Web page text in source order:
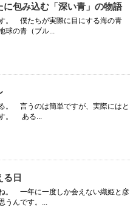
に包み込む「深い青」の物語
。 僕たちが実際に目にする海の青
球の青（ブル...
。 言うのは簡単ですが、実際にはと
す。 ある...
る日
。 一年に一度しか会えない織姫と彦
うんです。...